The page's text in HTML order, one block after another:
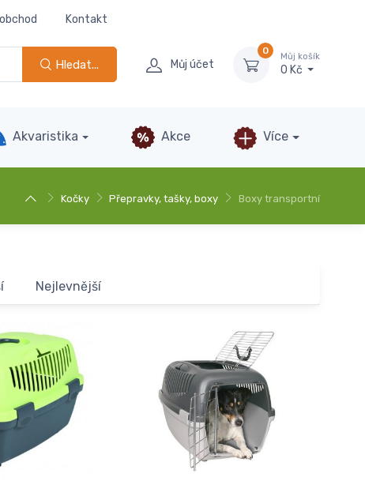
Kontakt
Hledat... Můj účet
0
Můj košík
0 Kč
Akvaristika Akce Více
Kočky Přepravky, tašky, boxy Boxy transportní
Nejlevnější